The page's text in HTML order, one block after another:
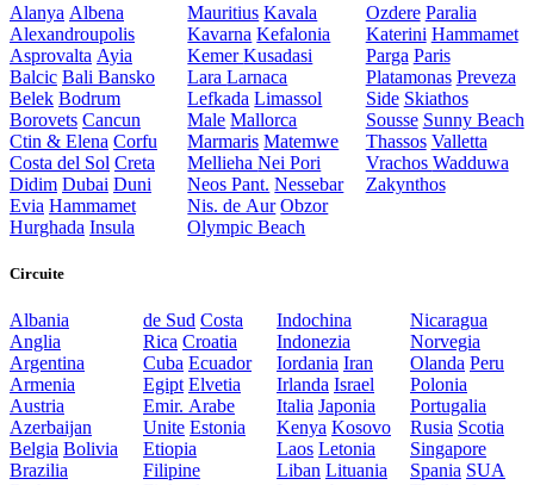
Alanya Albena
Alexandroupolis
Asprovalta Ayia
Balcic Bali Bansko
Belek Bodrum
Borovets Cancun
Ctin & Elena Corfu
Costa del Sol Creta
Didim Dubai Duni
Evia Hammamet
Hurghada Insula
Mauritius Kavala
Kavarna Kefalonia
KemerKusadasi
LaraLarnaca
Lefkada Limassol
Male Mallorca
Marmaris Matemwe
MelliehaNei Pori
Neos Pant. Nessebar
Nis. de Aur Obzor
Olympic Beach
Ozdere Paralia
Katerini Hammamet
Parga Paris
Platamonas Preveza
Side Skiathos
Sousse Sunny Beach
Thassos Valletta
Vrachos Wadduwa
Zakynthos
Circuite
Albania
Anglia
Argentina
Armenia
Austria
Azerbaijan
Belgia Bolivia
Brazilia
de Sud Costa
Rica Croatia
Cuba Ecuador
Egipt Elvetia
Emir. Arabe
Unite Estonia
Etiopia
Filipine
Indochina
Indonezia
Iordania Iran
Irlanda Israel
Italia Japonia
Kenya Kosovo
Laos Letonia
Liban Lituania
Nicaragua
Norvegia
Olanda Peru
Polonia
Portugalia
Rusia Scotia
Singapore
Spania SUA